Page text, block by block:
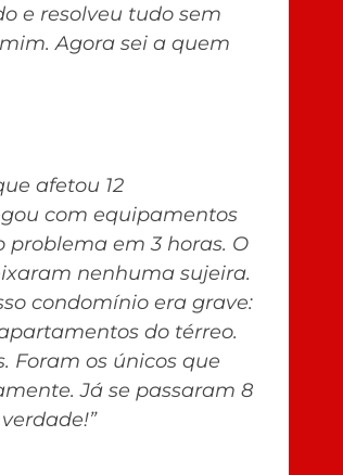
e resolveu tudo sem
Agora sei a quem
afetou 12
com equipamentos
problema em 3 horas. O
nenhuma sujeira.
condomínio era grave:
do térreo.
Foram os únicos que
Já se passaram 8